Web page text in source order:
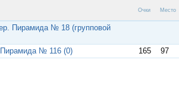
Очки Место
Пирамида № 18 (групповой
Пирамида № 116 (0) 165 97